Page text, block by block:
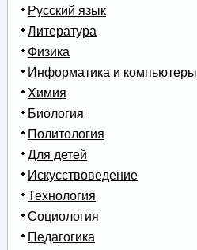
Русский язык
Литература
Физика
Информатика и компьютеры
Химия
Биология
Политология
Для детей
Искусствоведение
Технология
Социология
Педагогика